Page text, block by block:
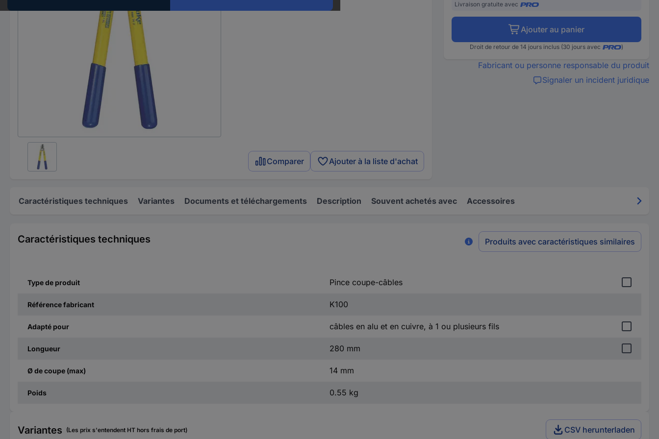
Comparer Ajouter à la liste d'achat
Livraison gratuite avec
Ajouter au panier
Droit de retour de 14 jours inclus (30 jours avec )
Fabricant ou personne responsable du produit
Signaler un incident juridique
Caractéristiques techniques Variantes Documents et téléchargements Description Souvent achetés avec Accessoires
Caractéristiques techniques Produits avec caractéristiques similaires
Type de produit Pince coupe-câbles
Référence fabricant K100
Adapté pour câbles en alu et en cuivre, à 1 ou plusieurs fils
Longueur 280 mm
Ø de coupe (max) 14 mm
Poids 0.55 kg
Variantes (Les prix s'entendent HT hors frais de port) CSV herunterladen